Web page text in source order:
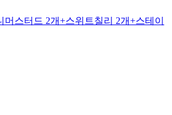
머스터드 2개+스위트칠리 2개+스테이